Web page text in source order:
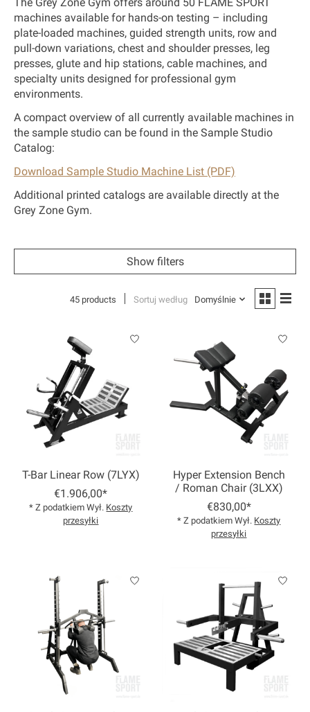
machines available for hands-on testing – including
plate-loaded machines, guided strength units, row and
pull-down variations, chest and shoulder presses, leg
presses, glute and hip stations, cable machines, and
specialty units designed for professional gym
environments.
A compact overview of all currently available machines in
the sample studio can be found in the Sample Studio
Catalog:
Download Sample Studio Machine List (PDF)
Additional printed catalogs are available directly at the
Grey Zone Gym.
Show filters
45 products Sortuj według Domyślnie
T-Bar Linear Row (7LYX)
€1.906,00*
* Z podatkiem Wył. Koszty
przesyłki
Hyper Extension Bench
/ Roman Chair (3LXX)
€830,00*
* Z podatkiem Wył. Koszty
przesyłki